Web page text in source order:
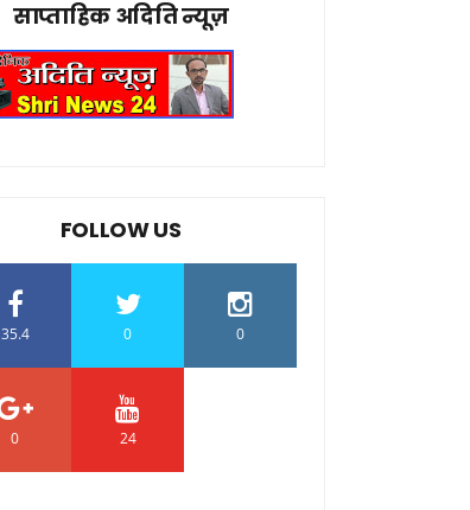
साप्ताहिक अदिति न्यूज़
FOLLOW US
35.4 0 0
0 24